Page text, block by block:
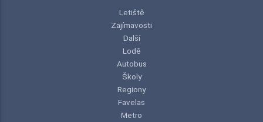
Letiště
Zajímavosti
Další
Lodě
Autobus
Školy
Regiony
Favelas
Metro